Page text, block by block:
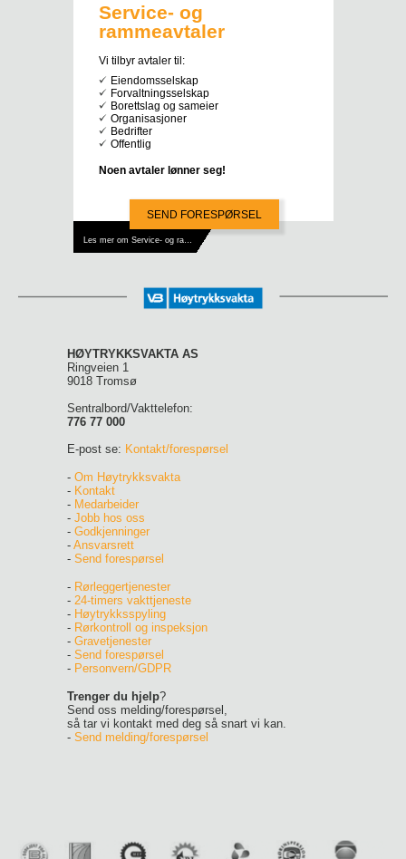
Service- og
rammeavtaler
Vi tilbyr avtaler til:
Eiendomsselskap
Forvaltningsselskap
Borettslag og sameier
Organisasjoner
Bedrifter
Offentlig
Noen avtaler lønner seg!
SEND FORESPØRSEL
Les mer om Service- og rammeavtaler
HØYTRYKKSVAKTA AS
Ringveien 1
9018 Tromsø
Sentralbord/Vakttelefon:
776 77 000
E-post se: Kontakt/forespørsel
- Om Høytrykksvakta
- Kontakt
- Medarbeider
- Jobb hos oss
- Godkjenninger
- Ansvarsrett
- Send forespørsel
- Rørleggertjenester
- 24-timers vakttjeneste
- Høytrykksspyling
- Rørkontroll og inspeksjon
- Gravetjenester
- Send forespørsel
- Personvern/GDPR
Trenger du hjelp?
Send oss melding/forespørsel,
så tar vi kontakt med deg så snart vi kan.
- Send melding/forespørsel